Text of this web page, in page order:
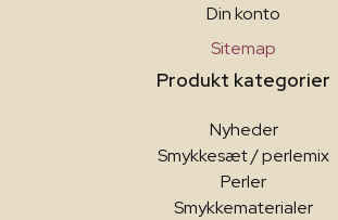
Din konto
Sitemap
Produkt kategorier
Nyheder
Smykkesæt / perlemix
Perler
Smykkematerialer